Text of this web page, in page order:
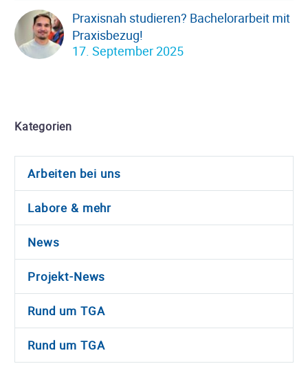
Praxisnah studieren? Bachelorarbeit mit
Praxisbezug!
17. September 2025
Kategorien
Arbeiten bei uns
Labore & mehr
News
Projekt-News
Rund um TGA
Rund um TGA